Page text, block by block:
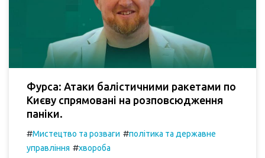
Фурса: Атаки балістичними ракетами по
Києву спрямовані на розповсюдження
паніки.
#Мистецтво та розваги #політика та державне
управління #хвороба